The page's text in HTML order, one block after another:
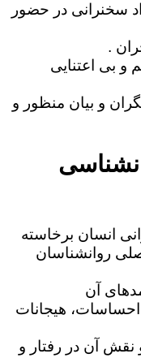
سخنرانی در حضور
و بی اعتنایی
و بیان منظور و
انسان برخاسته
روانشناسان
آن
احساسات، هیجانات
آن در رفتار و